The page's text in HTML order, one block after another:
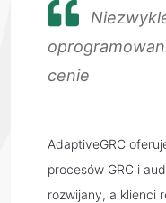
cenie
AdaptiveGRC
procesów GRC i
rozwijany, a klienci